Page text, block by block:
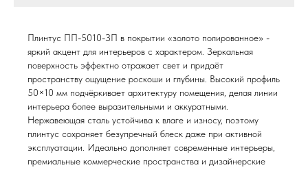
Плинтус ПП-5010-ЗП в покрытии «золото полированное» -
яркий акцент для интерьеров с характером. Зеркальная
поверхность эффектно отражает свет и придаёт
пространству ощущение роскоши и глубины. Высокий профиль
50×10 мм подчёркивает архитектуру помещения, делая линии
интерьера более выразительными и аккуратными.
Нержавеющая сталь устойчива к влаге и износу, поэтому
плинтус сохраняет безупречный блеск даже при активной
эксплуатации. Идеально дополняет современные интерьеры,
премиальные коммерческие пространства и дизайнерские